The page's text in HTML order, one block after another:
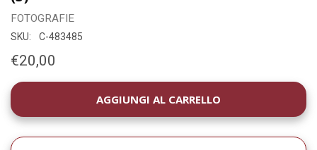
FOTOGRAFIE
SKU: C-483485
€20,00
DISPONIBILITÀ
ATTUALE: